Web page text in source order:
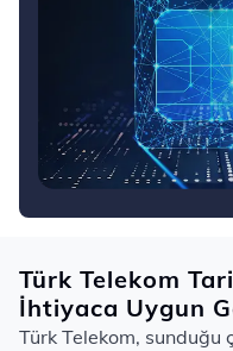
Türk Telekom
İhtiyaca Uygun
Türk Telekom,